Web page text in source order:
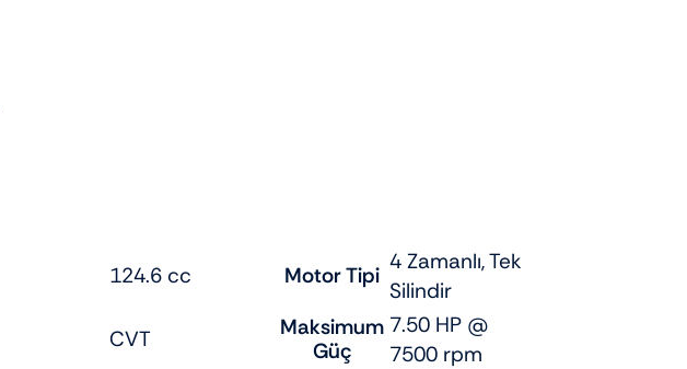
124.6 cc Motor Tipi
4 Zamanlı, Tek
Silindir
CVT
Maksimum
Güç
7.50 HP @
7500 rpm